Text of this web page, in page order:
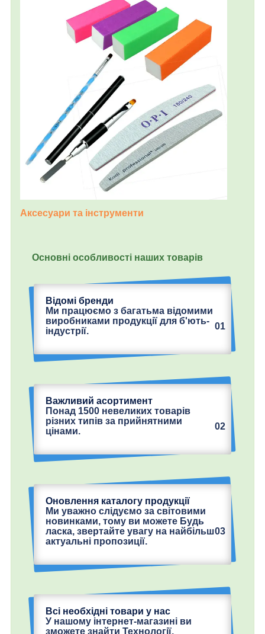
Аксесуари та інструменти
Основні особливості наших товарів
01
Відомі бренди
Ми працюємо з багатьма відомими
виробниками продукції для б'ють-
індустрії.
02
Важливий асортимент
Понад 1500 невеликих товарів
різних типів за прийнятними
цінами.
03
Оновлення каталогу продукції
Ми уважно слідуємо за світовими
новинками, тому ви можете Будь
ласка, звертайте увагу на найбільш
актуальні пропозиції.
Всі необхідні товари у нас
У нашому інтернет-магазині ви
зможете знайти Технології,